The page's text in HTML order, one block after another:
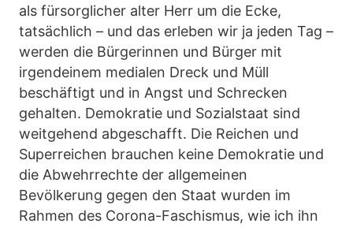
als fürsorglicher alter Herr um die Ecke,
tatsächlich – und das erleben wir ja jeden Tag –
werden die Bürgerinnen und Bürger mit
irgendeinem medialen Dreck und Müll
beschäftigt und in Angst und Schrecken
gehalten. Demokratie und Sozialstaat sind
weitgehend abgeschafft. Die Reichen und
Superreichen brauchen keine Demokratie und
die Abwehrrechte der allgemeinen
Bevölkerung gegen den Staat wurden im
Rahmen des Corona-Faschismus, wie ich ihn